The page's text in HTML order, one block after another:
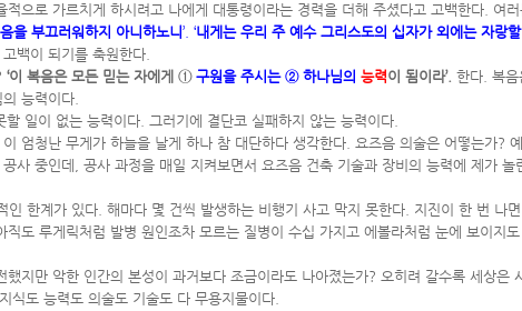
으로 가르치게 하시려고 나에게 대통령이라는 경력을 더해 주셨다고 고백한다. 여
을 부끄러워하지 아니하노니’. ‘내게는 우리 주 예수 그리스도의 십자가 외에는 자랑
백이 되기를 축원한다.
‘이 복음은 모든 믿는 자에게 ① 구원을 주시는 ② 하나님의 능력이 됨이라’. 한다. 복
능력이다.
일이 없는 능력이다. 그러기에 결단코 실패하지 않는 능력이다.
엄청난 무게가 하늘을 날게 하나 참 대단하다 생각한다. 요즈음 의술은 어떻는가?
사 중인데, 공사 과정을 매일 지켜보면서 요즈음 건축 기술과 장비의 능력에 제가
한계가 있다. 해마다 몇 건씩 발생하는 비행기 사고 막지 못한다. 지진이 한 번 나
도 루게릭처럼 발병 원인조차 모르는 질병이 수십 가지고 에볼라처럼 눈에 보이지
지만 악한 인간의 본성이 과거보다 조금이라도 나아졌는가? 오히려 갈수록 세상은
도 능력도 의술도 기술도 다 무용지물이다.